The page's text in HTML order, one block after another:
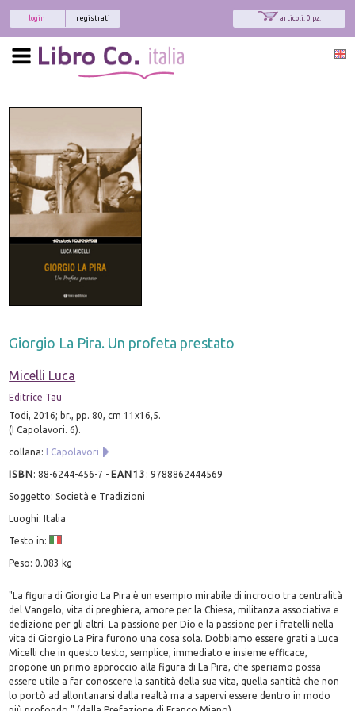
articoli: 0 pz.
registrati
login
Giorgio La Pira. Un profeta prestato
Micelli Luca
Editrice Tau
Todi, 2016; br., pp. 80, cm 11x16,5.
(I Capolavori. 6).
collana: I Capolavori
ISBN:88-6244-456-7 - EAN13 :9788862444569
Soggetto: Società e Tradizioni
Luoghi: Italia
Testo in:
Peso: 0.083 kg
"La figura di Giorgio La Pira è un esempio mirabile di incrocio tra centralità
del Vangelo, vita di preghiera, amore per la Chiesa, militanza associativa e
dedizione per gli altri. La passione per Dio e la passione per i fratelli nella
vita di Giorgio La Pira furono una cosa sola. Dobbiamo essere grati a Luca
Micelli che in questo testo, semplice, immediato e insieme efficace,
propone un primo approccio alla figura di La Pira, che speriamo possa
essere utile a far conoscere la santità della sua vita, quella santità che non
lo portò ad allontanarsi dalla realtà ma a sapervi essere dentro in modo